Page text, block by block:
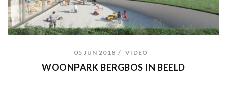
05 JUN 2018 VIDEO
WOONPARK BERGBOS IN BEELD